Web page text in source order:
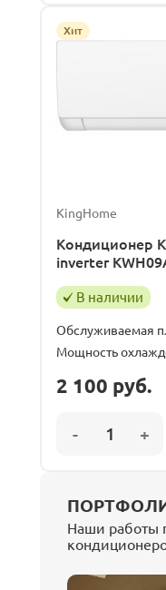
Хит
KingHome
Кондиционер
inverter
В наличии
Обслуживаемая
Мощность
2 100 руб.
Наши работы